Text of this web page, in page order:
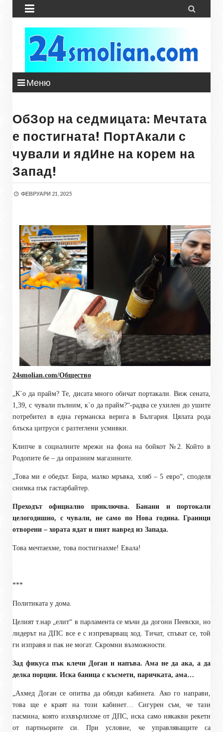
 
Меню
ОбЗор на седмицата: Мечтата
е постигната! ПортАкали с
чували и ядИне на корем на
Запад!
ФЕВРУАРИ 21, 2025
24smolian.com/Общество
„К`о да прайм? Те, дисата много обичат портакали. Виж сената,
1,39, с чували пълним, к`о да прайм?“-радва се ухилен до ушите
потребител в една германска верига в България. Цялата рода
блъска цитруси с разтеглени усмивки.
Клипче в социалните мрежи на фона на бойкот №2. Който в
Родопите бе – да опразним магазините.
„Това ми е обедът. Бира, малко мръвка, хляб – 5 евро“, споделя
снимка пък гастарбайтер.
Преходът официално приключва. Банани и портокали
целогодишно, с чували, не само по Нова година. Граници
отворени – хората ядат и пият навред из Запада.
Това мечтаехме, това постигнахме! Евала!
***
Политиката у дома.
Целият т.нар „елит“ в парламента се мъчи да догони Пеевски, но
лидерът на ДПС все е с изпреварващ ход. Тичат, спъват се, той
ги изправя и пак не могат. Скромни възможности.
Зад фикуса пък клечи Доган и напъва. Ама не да ака, а да
делка порции. Иска баница с късмети, паричката, ама…
„Ахмед Доган се опитва да обязди кабинета. Ако го направи,
това ще е краят на този кабинет… Сигурен съм, че тази
пасмина, която изхвърлихме от ДПС, иска само някакви рекети
от партньорите си. При условие, че управляващите са